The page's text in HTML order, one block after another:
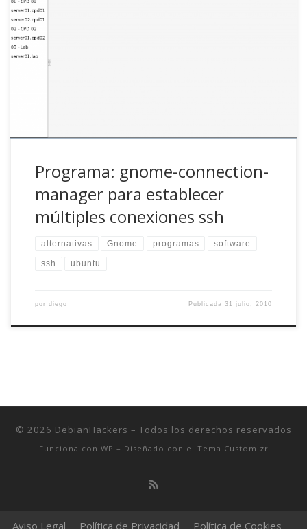
Hace ya una semana convertí a un compañero del trabajo
en un ferviente usuario de Ubuntu. Se trata, además, de un
administrador de sistemas SAP que ha desarrollado toda
su carrera en entornos Windows, por lo que la hazaña vale
Programa: gnome-connection-
manager para establecer
múltiples conexiones ssh
alternativas Gnome programas software
ssh ubuntu
por diego Publicada31 julio, 2010
© 2026 DebianHackers – Todos los derechos reservados
Funciona con WP – Diseñado con el Tema Customizr
Aviso Legal Política de Privacidad Política de Cookies